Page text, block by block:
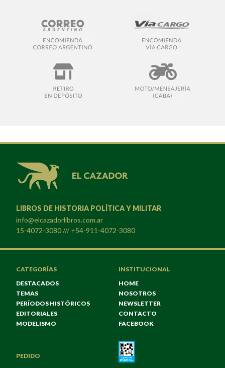
LIBROS DE HISTORIA POLÍTICA Y MILITAR
info@elcazadorlibros.com.ar
15-4072-3080 /// +54-911-4072-3080
CATEGORÍAS
DESTACADOS
TEMAS
PERÍODOS HISTÓRICOS
EDITORIALES
MODELISMO
INSTITUCIONAL
HOME
NOSOTROS
NEWSLETTER
CONTACTO
FACEBOOK
PEDIDO